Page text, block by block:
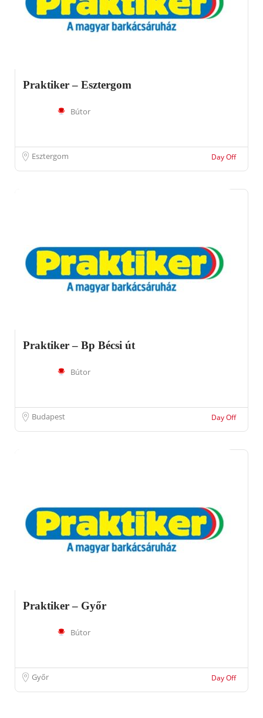
Praktiker – Esztergom
Bútor
Esztergom Day Off
Praktiker – Bp Bécsi út
Bútor
Budapest Day Off
Praktiker – Győr
Bútor
Győr Day Off